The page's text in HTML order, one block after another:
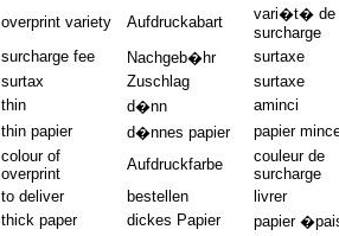
overprint variety Aufdruckabart
vari�t� de
surcharge
surcharge fee Nachgeb�hr
surtaxe
surtax Zuschlag
surtaxe
thin d�nn
aminci
thin papier d�nnes papier
papier
colour of
overprint
Aufdruckfarbe
couleur de
surcharge
to deliver bestellen
livrer
thick paper dickes Papier
papier